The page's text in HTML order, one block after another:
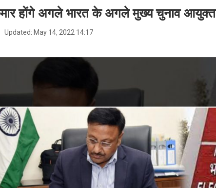
होंगे अगले भारत के अगले मुख्य चुनाव आयुक्त
Updated: May 14, 2022 14:17